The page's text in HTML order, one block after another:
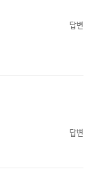
답변
답변